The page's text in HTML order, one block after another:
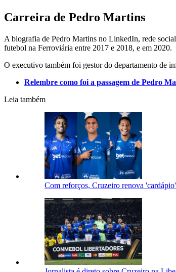
Carreira de Pedro Martins
A biografia de Pedro Martins no LinkedIn, rede
futebol na Ferroviária entre 2017 e 2018, e em 2020.
O executivo também foi gestor do departamento de
Relembre como foi a passagem de Pedro
Leia também
Com reforços, Cruzeiro renova